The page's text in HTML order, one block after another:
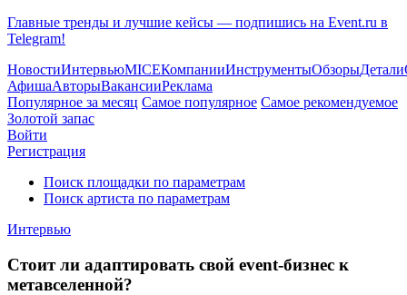
Главные тренды и лучшие кейсы — подпишись на Event.ru в
Telegram!
НовостиИнтервьюMICEКомпанииИнструментыОбзорыДетали
АфишаАвторыВакансииРеклама
Популярное за месяц Самое популярное Самое рекомендуемое
Золотой запас
Войти
Регистрация
Поиск площадки по параметрам
Поиск артиста по параметрам
Интервью
Стоит ли адаптировать свой event-бизнес к
метавселенной?